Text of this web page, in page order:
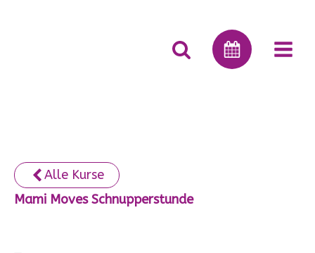
Alle Kurse
Mami Moves Schnupperstunde